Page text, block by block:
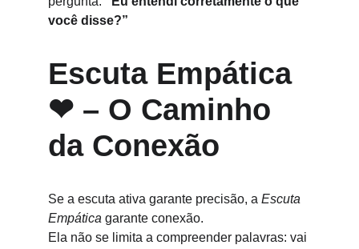
você disse?”
Escuta Empática
❤ – O Caminho
da Conexão
Se a escuta ativa garante precisão, a Escuta
Empática garante conexão.
Ela não se limita a compreender palavras: vai